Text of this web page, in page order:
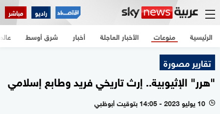
راديو مباشر
الرئيسية الأخبار العاجلة أخبار شرق أوسط منوعات
تقارير مصورة
"هرر" الإثيوبية.. إرث تاريخي فريد وطابع إسلامي
l 10 يوليو 2023 - 14:05 بتوقيت أبوظبي